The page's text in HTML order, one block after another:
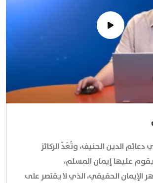
دعائم الدين الحنيف، وتُعَدّ الركائز
عليها إيمان المسلم،
الإيمان الحقيقي، الذي لا يقتصر على